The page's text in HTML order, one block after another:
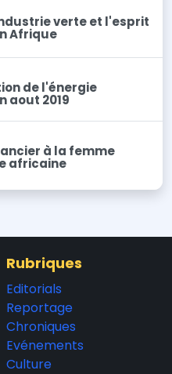
verte et l'esprit
Afrique
de l'énergie
aout 2019
à la femme
africaine
Rubriques
Editorials
Reportage
Chroniques
Evénements
Culture